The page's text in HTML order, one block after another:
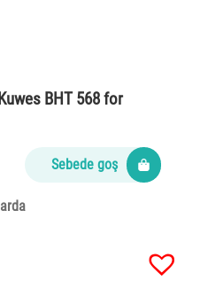
BHT 568 for
Sebede goş